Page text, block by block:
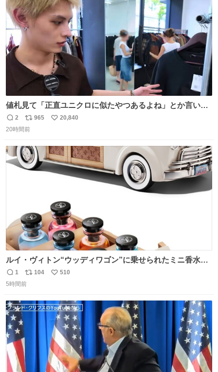
数
値札見て「正直ユニクロに似たやつあるよね」とか言い出
すの好きすぎるWWWWWWWWWWWWW こちら側と同じ
感覚助かる🙂‍↕️🙂‍↕️🙂‍↕️
返
信
2
リ
ポ
ト
数
965
い
数
20,840
20時間前
ルイ・ヴィトン“ウッディワゴン”に乗せられたミニ香水コ
フレ、グラデカラーのフレグランスケースも - fashion-
press.net/news/149472
返
信
1
リ
ポ
ト
104
い
数
510
5時間前